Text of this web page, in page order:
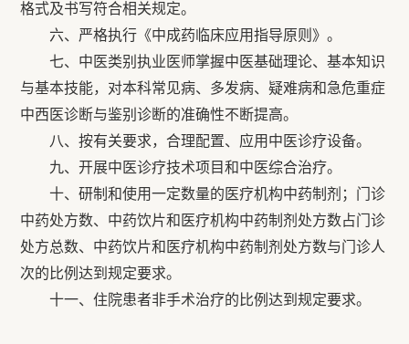
格式及书写符合相关规定。
六、严格执行《中成药临床应用指导原则》。
七、中医类别执业医师掌握中医基础理论、基本知识
与基本技能，对本科常见病、多发病、疑难病和急危重症
中西医诊断与鉴别诊断的准确性不断提高。
八、按有关要求，合理配置、应用中医诊疗设备。
九、开展中医诊疗技术项目和中医综合治疗。
十、研制和使用一定数量的医疗机构中药制剂；门诊
中药处方数、中药饮片和医疗机构中药制剂处方数占门诊
处方总数、中药饮片和医疗机构中药制剂处方数与门诊人
次的比例达到规定要求。
十一、住院患者非手术治疗的比例达到规定要求。